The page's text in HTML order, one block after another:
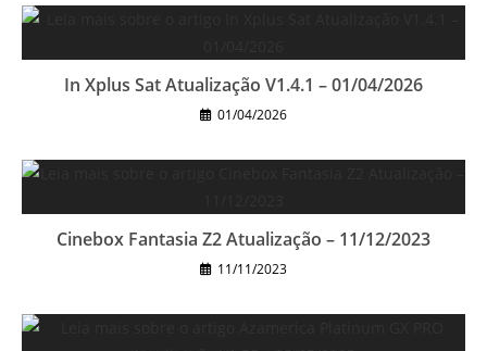
In Xplus Sat Atualização V1.4.1 – 01/04/2026
01/04/2026
Cinebox Fantasia Z2 Atualização – 11/12/2023
11/11/2023